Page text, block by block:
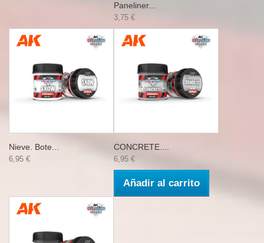
Paneliner...
3,75 €
Nieve. Bote...
6,95 €
CONCRETE....
6,95 €
Añadir al carrito